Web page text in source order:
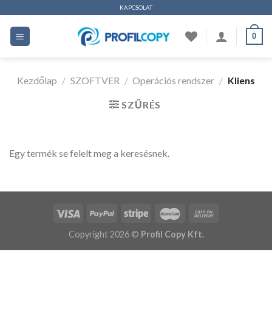
tartalomhoz
KAPCSOLAT
0
Kezdőlap / SZOFTVER / Operációs rendszer / Kliens
SZŰRÉS
Egy termék se felelt meg a keresésnek.
Copyright 2026 © Profil Copy Kft.